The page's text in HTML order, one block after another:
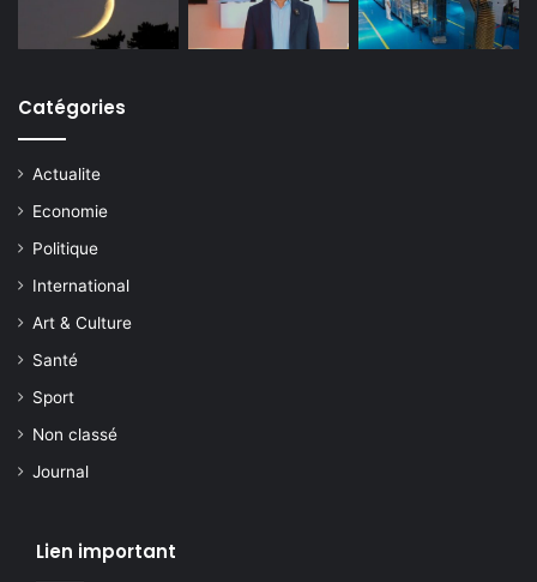
Catégories
Actualite
Economie
Politique
International
Art & Culture
Santé
Sport
Non classé
Journal
Lien important